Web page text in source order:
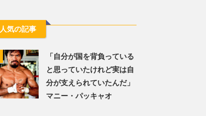
人気の記事
「自分が国を背負っている
と思っていたけれど実は自
分が支えられていたんだ」
マニー・パッキャオ